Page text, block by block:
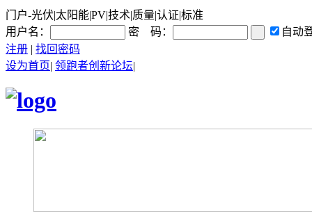
门户-光伏|太阳能|PV|技术|质量|认证|标准
用户名：
密 码：
自动
注册 | 找回密码
设为首页| 领跑者创新论坛|